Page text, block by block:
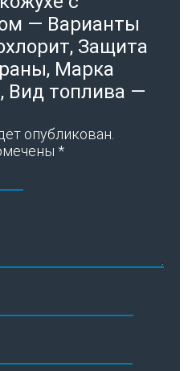
— Варианты
Защита
Марка
Вид топлива —
опубликован.
*